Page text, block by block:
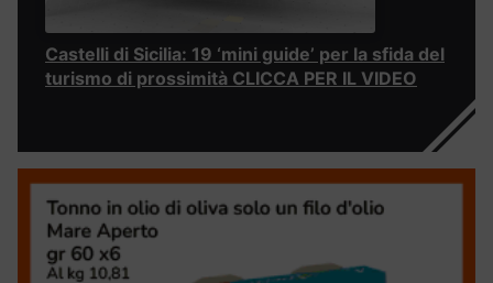
Castelli di Sicilia: 19 ‘mini guide’ per la sfida del
turismo di prossimità CLICCA PER IL VIDEO